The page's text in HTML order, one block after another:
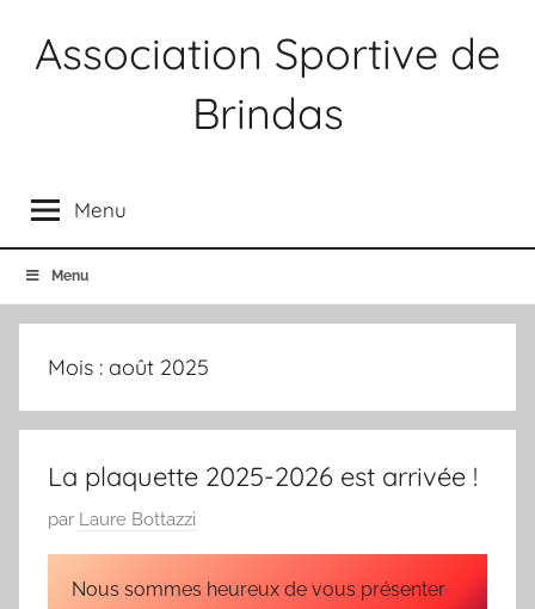
Association Sportive de
Brindas
BrindasMenu
Menu
Mois : août 2025
La plaquette 2025-2026 est arrivée !
P
u
par Laure Bottazzi
Nous sommes heureux de vous présenter